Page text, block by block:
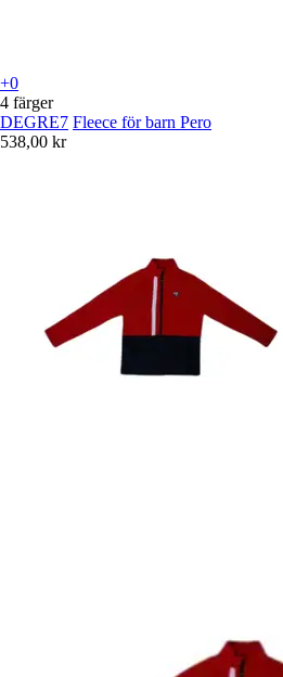
+0
4 färger
DEGRE7 Fleece för barn Pero
538,00 kr